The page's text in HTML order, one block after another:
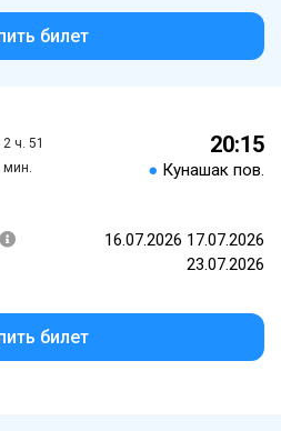
билет
2 ч. 51
мин.
20:15
● Кунашак пов.
16.07.2026 17.07.2026
23.07.2026
билет